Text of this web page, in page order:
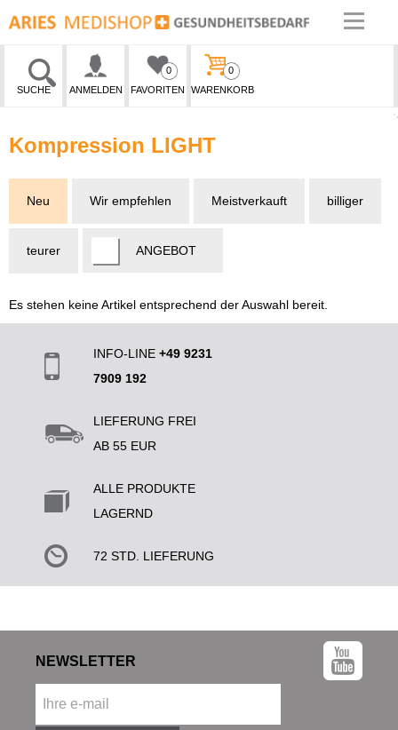
SUCHE ANMELDEN FAVORITEN
0
WARENKORB
0
Kompression LIGHT
Neu Wir empfehlen Meistverkauft billiger
teurer ANGEBOT
Es stehen keine Artikel entsprechend der Auswahl bereit.
INFO-LINE +49 9231
7909 192
LIEFERUNG FREI
AB 55 EUR
ALLE PRODUKTE
LAGERND
72 STD. LIEFERUNG
NEWSLETTER